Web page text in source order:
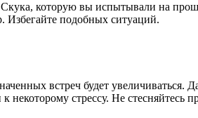
которую вы испытывали на
Избегайте подобных ситуаций.
встреч будет увеличиваться.
к некоторому стрессу. Не